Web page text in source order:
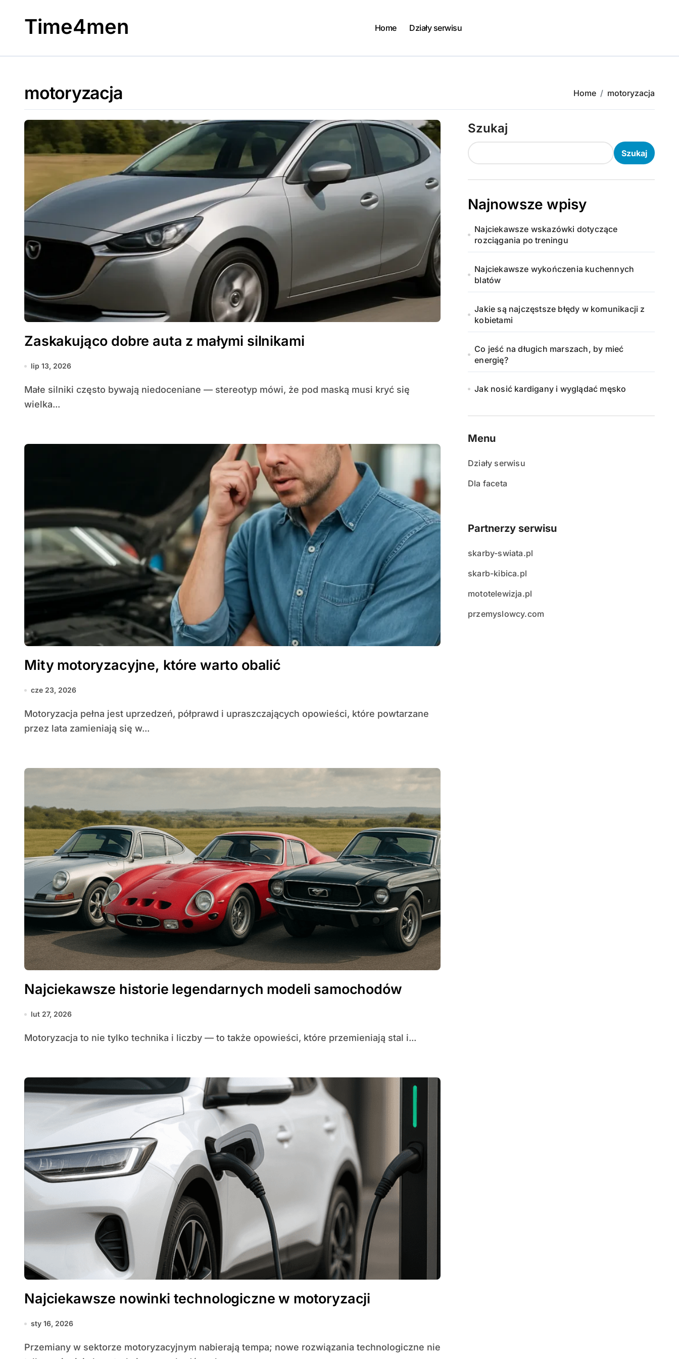
Time4men Home Działy serwisu
motoryzacja Home motoryzacja
Zaskakująco dobre auta z małymi silnikami
lip 13, 2026
Małe silniki często bywają niedoceniane — stereotyp mówi, że pod maską musi kryć się
wielka...
Mity motoryzacyjne, które warto obalić
cze 23, 2026
Motoryzacja pełna jest uprzedzeń, półprawd i upraszczających opowieści, które powtarzane
przez lata zamieniają się w...
Najciekawsze historie legendarnych modeli samochodów
lut 27, 2026
Motoryzacja to nie tylko technika i liczby — to także opowieści, które przemieniają stal i...
Najciekawsze nowinki technologiczne w motoryzacji
sty 16, 2026
Przemiany w sektorze motoryzacyjnym nabierają tempa; nowe rozwiązania technologiczne nie
Szukaj
Szukaj
Najnowsze wpisy
Najciekawsze wskazówki dotyczące
rozciągania po treningu
Najciekawsze wykończenia kuchennych
blatów
Jakie są najczęstsze błędy w komunikacji z
kobietami
Co jeść na długich marszach, by mieć
energię?
Jak nosić kardigany i wyglądać męsko
Menu
Działy serwisu
Dla faceta
Partnerzy serwisu
skarby-swiata.pl
skarb-kibica.pl
mototelewizja.pl
przemyslowcy.com